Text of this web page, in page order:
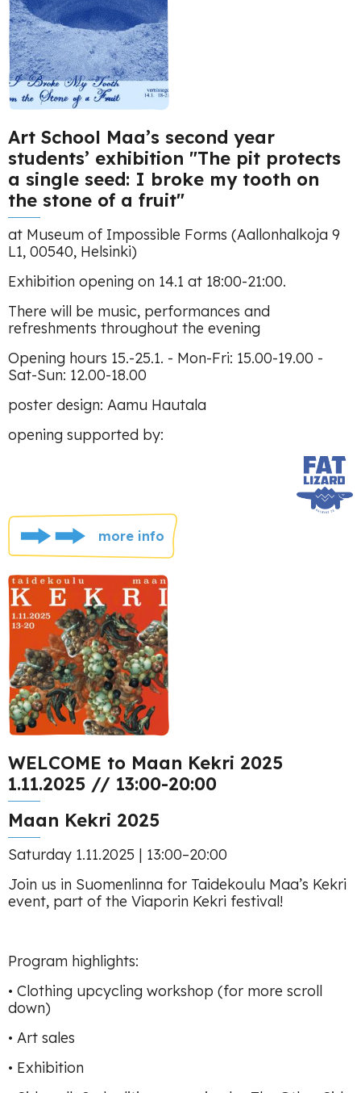
Art School Maa’s second year
students’ exhibition "The pit protects
a single seed: I broke my tooth on
the stone of a fruit"
at Museum of Impossible Forms (Aallonhalkoja 9
L1, 00540, Helsinki)
Exhibition opening on 14.1 at 18:00-21:00.
There will be music, performances and
refreshments throughout the evening
Opening hours 15.-25.1. - Mon-Fri: 15.00-19.00 -
Sat-Sun: 12.00-18.00
poster design: Aamu Hautala
opening supported by:
more info
WELCOME to Maan Kekri 2025
1.11.2025 // 13:00-20:00
Maan Kekri 2025
Saturday 1.11.2025 | 13:00–20:00
Join us in Suomenlinna for Taidekoulu Maa’s Kekri
event, part of the Viaporin Kekri festival!
Program highlights:
• Clothing upcycling workshop (for more scroll
down)
• Art sales
• Exhibition